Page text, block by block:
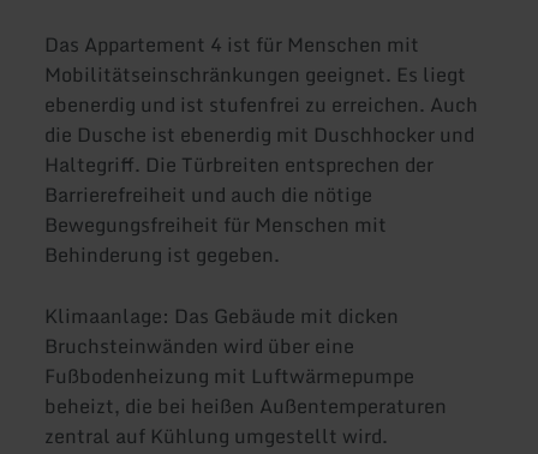
Das Appartement 4 ist für Menschen mit
Mobilitätseinschränkungen geeignet. Es liegt
ebenerdig und ist stufenfrei zu erreichen. Auch
die Dusche ist ebenerdig mit Duschhocker und
Haltegriff. Die Türbreiten entsprechen der
Barrierefreiheit und auch die nötige
Bewegungsfreiheit für Menschen mit
Behinderung ist gegeben.
Klimaanlage: Das Gebäude mit dicken
Bruchsteinwänden wird über eine
Fußbodenheizung mit Luftwärmepumpe
beheizt, die bei heißen Außentemperaturen
zentral auf Kühlung umgestellt wird.